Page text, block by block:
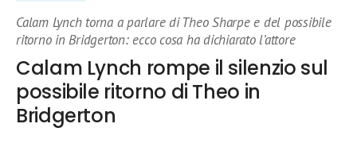
Calam Lynch torna a parlare di Theo Sharpe e del possibile
ritorno in Bridgerton: ecco cosa ha dichiarato l’attore
Calam Lynch rompe il silenzio sul
possibile ritorno di Theo in
Bridgerton